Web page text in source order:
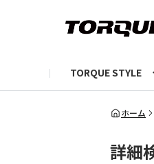
TORQUE STYLE
お知らせ
TORQUEニ
TORQUEフ
自己紹介し
編集部の日
ホーム
詳細